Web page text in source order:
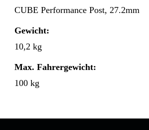
CUBE Performance Post, 27.2mm
Gewicht:
10,2 kg
Max. Fahrergewicht:
100 kg